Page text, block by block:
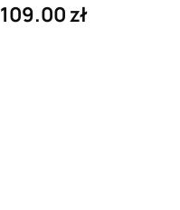
109.00 zł